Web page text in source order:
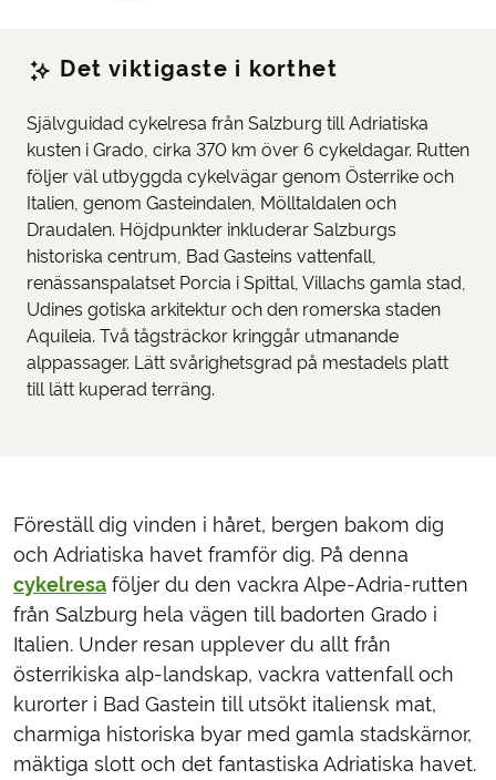
Det viktigaste i korthet
Självguidad cykelresa från Salzburg till Adriatiska
kusten i Grado, cirka 370 km över 6 cykeldagar. Rutten
följer väl utbyggda cykelvägar genom Österrike och
Italien, genom Gasteindalen, Mölltaldalen och
Draudalen. Höjdpunkter inkluderar Salzburgs
historiska centrum, Bad Gasteins vattenfall,
renässanspalatset Porcia i Spittal, Villachs gamla stad,
Udines gotiska arkitektur och den romerska staden
Aquileia. Två tågsträckor kringgår utmanande
alppassager. Lätt svårighetsgrad på mestadels platt
till lätt kuperad terräng.
Föreställ dig vinden i håret, bergen bakom dig
och Adriatiska havet framför dig. På denna
cykelresa följer du den vackra Alpe-Adria-rutten
från Salzburg hela vägen till badorten Grado i
Italien. Under resan upplever du allt från
österrikiska alp-landskap, vackra vattenfall och
kurorter i Bad Gastein till utsökt italiensk mat,
charmiga historiska byar med gamla stadskärnor,
mäktiga slott och det fantastiska Adriatiska havet.